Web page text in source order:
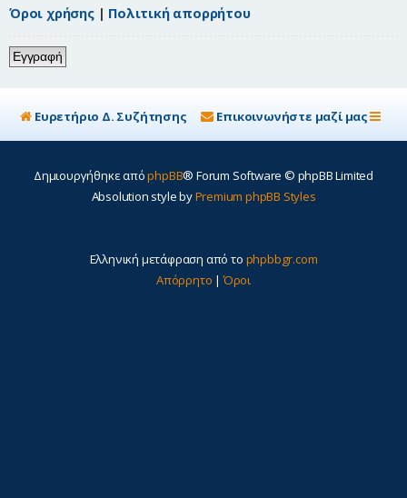
Όροι χρήσης| Πολιτική απορρήτου
Εγγραφή
Ευρετήριο Δ. Συζήτησης Επικοινωνήστε μαζί μας
Δημιουργήθηκε απόphpBB® Forum Software © phpBB Limited
Absolution style byPremium phpBB Styles
Ελληνική μετάφραση από το phpbbgr.com
Απόρρητο |Όροι